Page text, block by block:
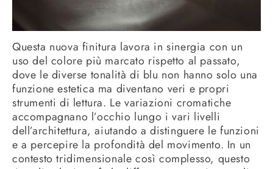
Questa nuova finitura lavora in sinergia con un
uso del colore più marcato rispetto al passato,
dove le diverse tonalità di blu non hanno solo una
funzione estetica ma diventano veri e propri
strumenti di lettura. Le variazioni cromatiche
accompagnano l’occhio lungo i vari livelli
dell’architettura, aiutando a distinguere le funzioni
e a percepire la profondità del movimento. In un
contesto tridimensionale così complesso, questo